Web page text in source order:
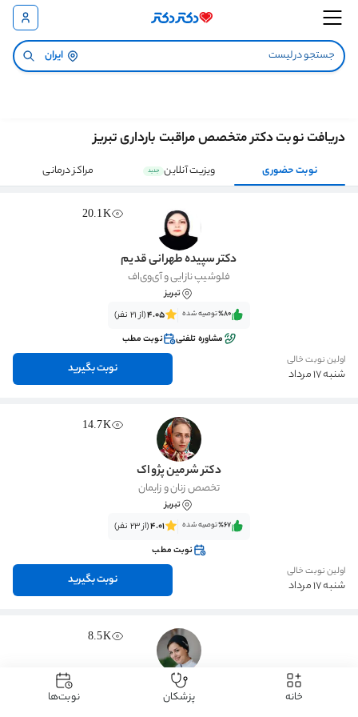
ایران
دریافت نوبت دکتر متخصص مراقبت بارداری تبریز
نوبت حضوری ویزیت آنلاین جدید مراکز درمانی
20.1K
دکتر سپیده طهرانی قدیم
فلوشیپ نازایی و آی‌وی‌اف
تبریز
٪80‌‌‌توصیه شده 4.05(از 21 نفر)
مشاوره تلفنی
نوبت مطب
اولین نوبت خالی
شنبه 17 مرداد نوبت بگیرید
14.7K
دکتر شرمین پژواک
تخصص زنان و زایمان
تبریز
٪67‌‌‌توصیه شده 4.01(از 23 نفر)
نوبت مطب
اولین نوبت خالی
شنبه 17 مرداد نوبت بگیرید
8.5K
دکتر نازیلا شکری
تخصص زنان و زایمان خانه پزشکان نوبت‌ها